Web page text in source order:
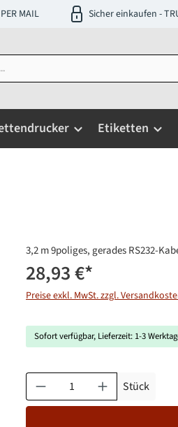
MAIL Sicher einkaufen -
Etiketten
3,2 m 9poliges, gerades RS232-
28,93 €*
Preise exkl. MwSt. zzgl.
Sofort verfügbar, Lieferzeit: 1-3
Produkt Anzahl: Gib den
Stück